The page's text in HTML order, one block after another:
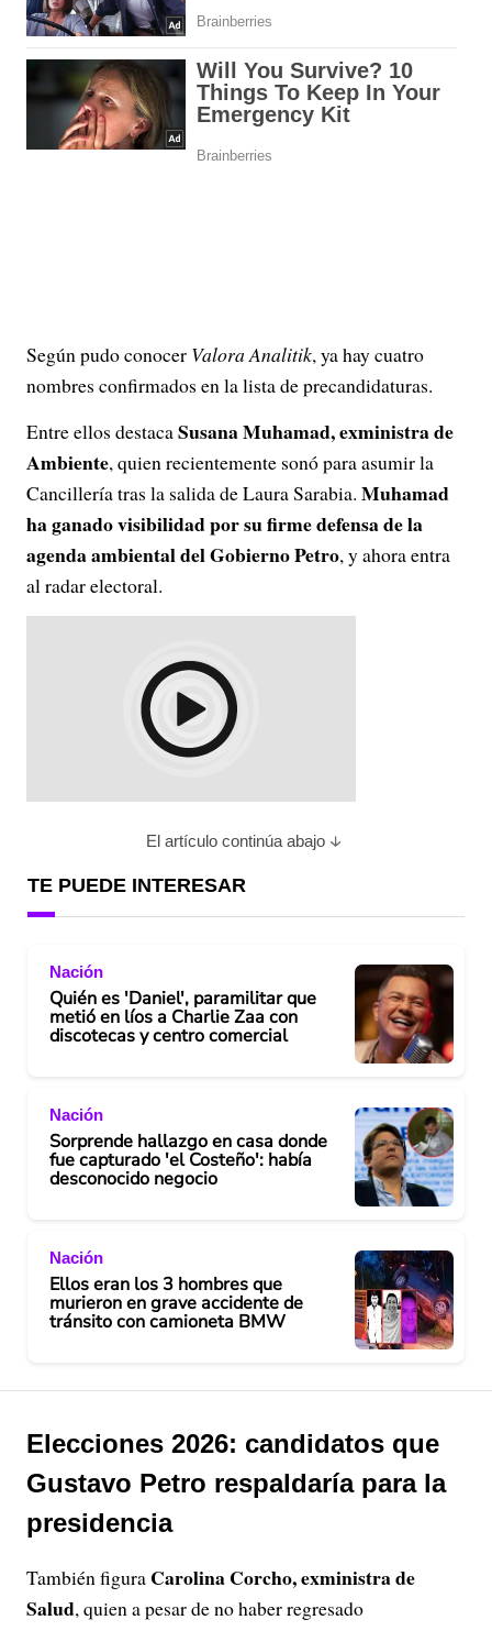
Según pudo conocer Valora Analitik, ya hay cuatro
nombres confirmados en la lista de precandidaturas.
Entre ellos destacaSusana Muhamad, exministra de
Ambiente, quien recientemente sonó para asumir la
Cancillería tras la salida de Laura Sarabia. Muhamad
ha ganado visibilidad por su firme defensa de la
agenda ambiental del Gobierno Petro, y ahora entra
al radar electoral.
El artículo continúa abajo
TE PUEDE INTERESAR
Nación
Quién es 'Daniel', paramilitar que
metió en líos a Charlie Zaa con
discotecas y centro comercial
Nación
Sorprende hallazgo en casa donde
fue capturado 'el Costeño': había
desconocido negocio
Nación
Ellos eran los 3 hombres que
murieron en grave accidente de
tránsito con camioneta BMW
Elecciones 2026: candidatos que
Gustavo Petro respaldaría para la
presidencia
También figura Carolina Corcho, exministra de
Salud, quien a pesar de no haber regresado